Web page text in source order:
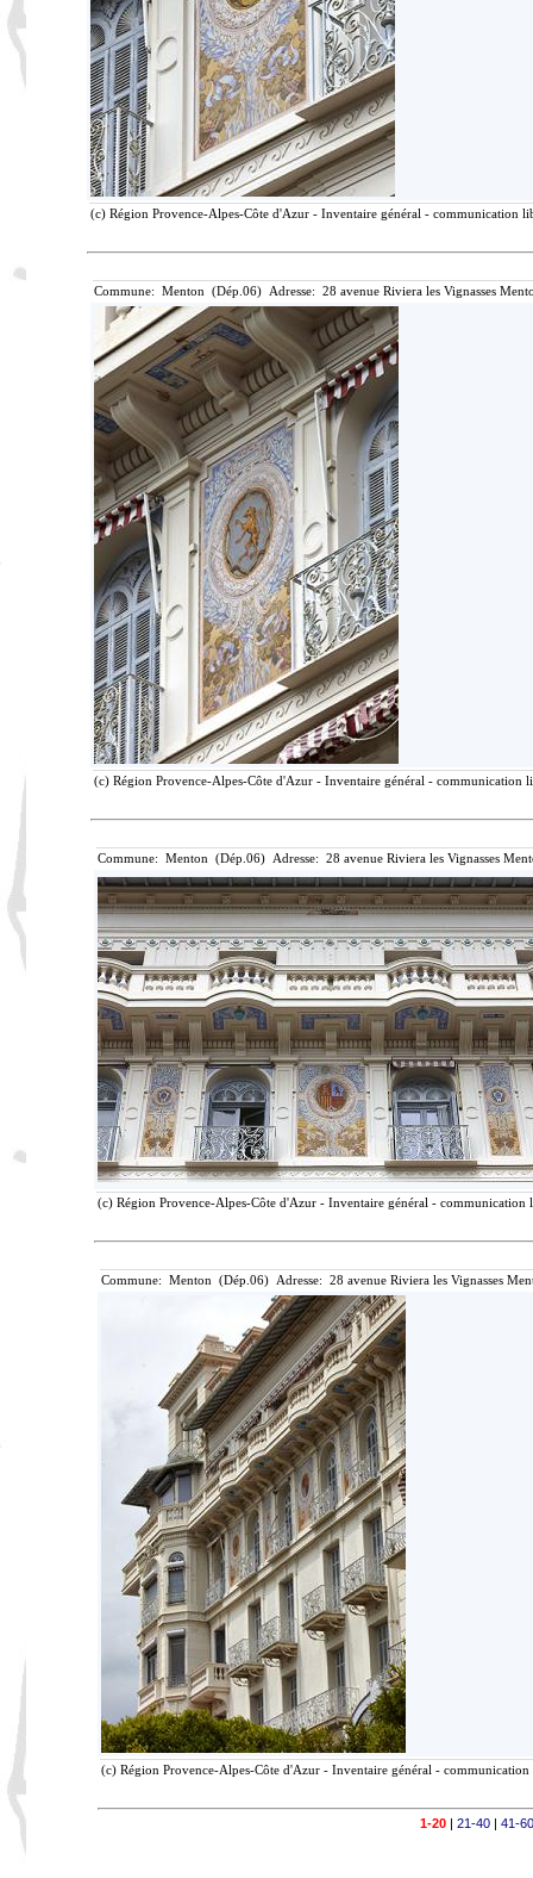
(c) Région Provence-Alpes-Côte d'Azur - Inventaire général - communication
Commune: Menton (Dép.06) Adresse: 28 avenue Riviera les Vignasses
(c) Région Provence-Alpes-Côte d'Azur - Inventaire général - communication
Commune: Menton (Dép.06) Adresse: 28 avenue Riviera les Vignasses
(c) Région Provence-Alpes-Côte d'Azur - Inventaire général -
Commune: Menton (Dép.06) Adresse: 28 avenue Riviera les Vignasses
(c) Région Provence-Alpes-Côte d'Azur - Inventaire général -
1-20 | 21-40 | 41-60